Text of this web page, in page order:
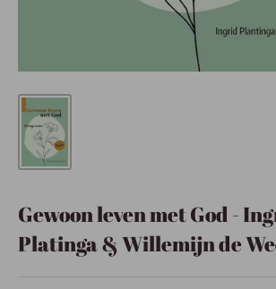
Gewoon leven met God -
Platinga & Willemijn de